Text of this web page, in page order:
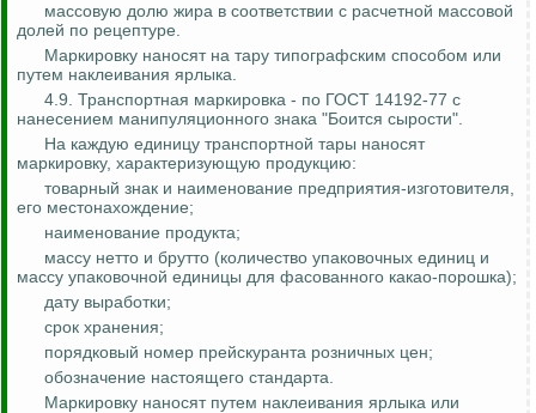
массовую долю жира в соответствии с расчетной массовой
долей по рецептуре.
Маркировку наносят на тару типографским способом или
путем наклеивания ярлыка.
4.9. Транспортная маркировка - по ГОСТ 14192-77 с
нанесением манипуляционного знака "Боится сырости".
На каждую единицу транспортной тары наносят
маркировку, характеризующую продукцию:
товарный знак и наименование предприятия-изготовителя,
его местонахождение;
наименование продукта;
массу нетто и брутто (количество упаковочных единиц и
массу упаковочной единицы для фасованного какао-порошка);
дату выработки;
срок хранения;
порядковый номер прейскуранта розничных цен;
обозначение настоящего стандарта.
Маркировку наносят путем наклеивания ярлыка или